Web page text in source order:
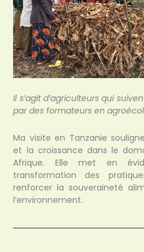
Il s’agit d’agriculteurs qui
par des formateurs en
Ma visite en Tanzanie
et la croissance dans le
Afrique. Elle met en
transformation des
renforcer la souveraineté
l’environnement.